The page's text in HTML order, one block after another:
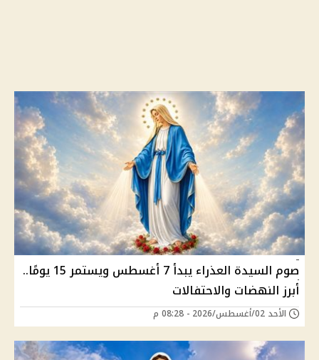
صوم السيدة العذراء يبدأ 7 أغسطس ويستمر 15 يومًا..
أبرز النهضات والاحتفالات
الأحد 02/أغسطس/2026 - 08:28 م